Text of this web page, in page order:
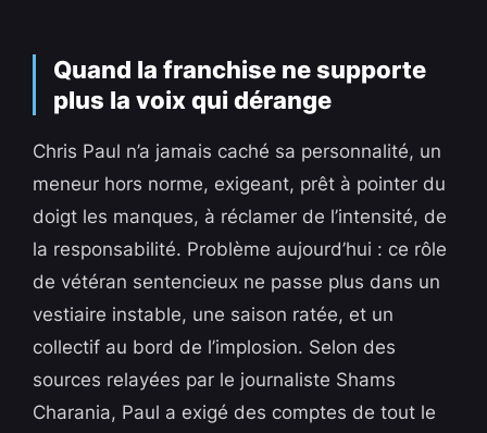
Quand la franchise ne supporte
plus la voix qui dérange
Chris Paul n’a jamais caché sa personnalité, un
meneur hors norme, exigeant, prêt à pointer du
doigt les manques, à réclamer de l’intensité, de
la responsabilité. Problème aujourd’hui : ce rôle
de vétéran sentencieux ne passe plus dans un
vestiaire instable, une saison ratée, et un
collectif au bord de l’implosion. Selon des
sources relayées par le journaliste Shams
Charania, Paul a exigé des comptes de tout le